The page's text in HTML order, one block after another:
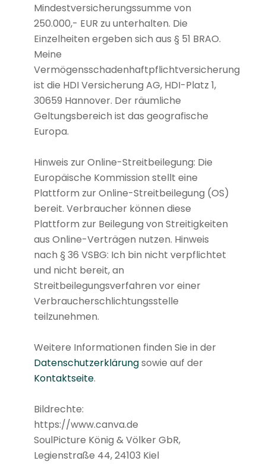
Mindestversicherungssumme von
250.000,- EUR zu unterhalten. Die
Einzelheiten ergeben sich aus § 51 BRAO.
Meine
Vermögensschadenhaftpflichtversicherung
ist die HDI Versicherung AG, HDI-Platz 1,
30659 Hannover. Der räumliche
Geltungsbereich ist das geografische
Europa.
Hinweis zur Online-Streitbeilegung: Die
Europäische Kommission stellt eine
Plattform zur Online-Streitbeilegung (OS)
bereit. Verbraucher können diese
Plattform zur Beilegung von Streitigkeiten
aus Online-Verträgen nutzen. Hinweis
nach § 36 VSBG: Ich bin nicht verpflichtet
und nicht bereit, an
Streitbeilegungsverfahren vor einer
Verbraucherschlichtungsstelle
teilzunehmen.
Weitere Informationen finden Sie in der
Datenschutzerklärungsowie auf der
Kontaktseite.
Bildrechte:
https://www.canva.de
SoulPicture König & Völker GbR,
Legienstraße 44, 24103 Kiel